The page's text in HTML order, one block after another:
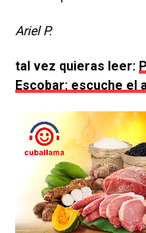
Ariel P.
tal vez quieras leer:
Escobar: escuche el